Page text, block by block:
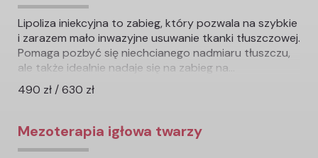
Lipoliza iniekcyjna to zabieg, który pozwala na szybkie
i zarazem mało inwazyjne usuwanie tkanki tłuszczowej.
Pomaga pozbyć się niechcianego nadmiaru tłuszczu,
ale także idealnie nadaje się na zabieg na...
490 zł / 630 zł
Mezoterapia igłowa twarzy